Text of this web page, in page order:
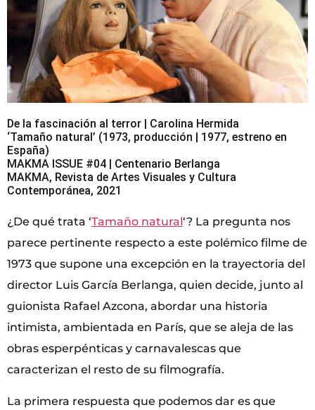
De la fascinación al terror | Carolina Hermida
‘Tamaño natural’ (1973, producción | 1977, estreno en
España)
MAKMA ISSUE #04 | Centenario Berlanga
MAKMA, Revista de Artes Visuales y Cultura
Contemporánea, 2021
¿De qué trata ‘Tamaño natural‘? La pregunta nos
parece pertinente respecto a este polémico filme de
1973 que supone una excepción en la trayectoria del
director Luis García Berlanga, quien decide, junto al
guionista Rafael Azcona, abordar una historia
intimista, ambientada en París, que se aleja de las
obras esperpénticas y carnavalescas que
caracterizan el resto de su filmografía.
La primera respuesta que podemos dar es que